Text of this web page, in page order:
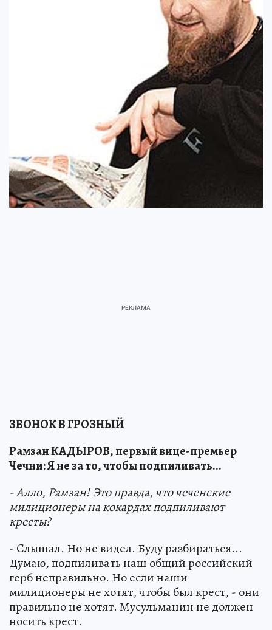
ЗВОНОК В ГРОЗНЫЙ
Рамзан КАДЫРОВ, первый вице-премьер
Чечни: Я не за то, чтобы подпиливать...
- Алло, Рамзан! Это правда, что чеченские
милиционеры на кокардах подпиливают
кресты?
- Cлышал. Но не видел. Буду разбираться...
Думаю, подпиливать наш общий российский
герб неправильно. Но если наши
милиционеры не хотят, чтобы был крест, - они
правильно не хотят. Мусульманин не должен
носить крест.